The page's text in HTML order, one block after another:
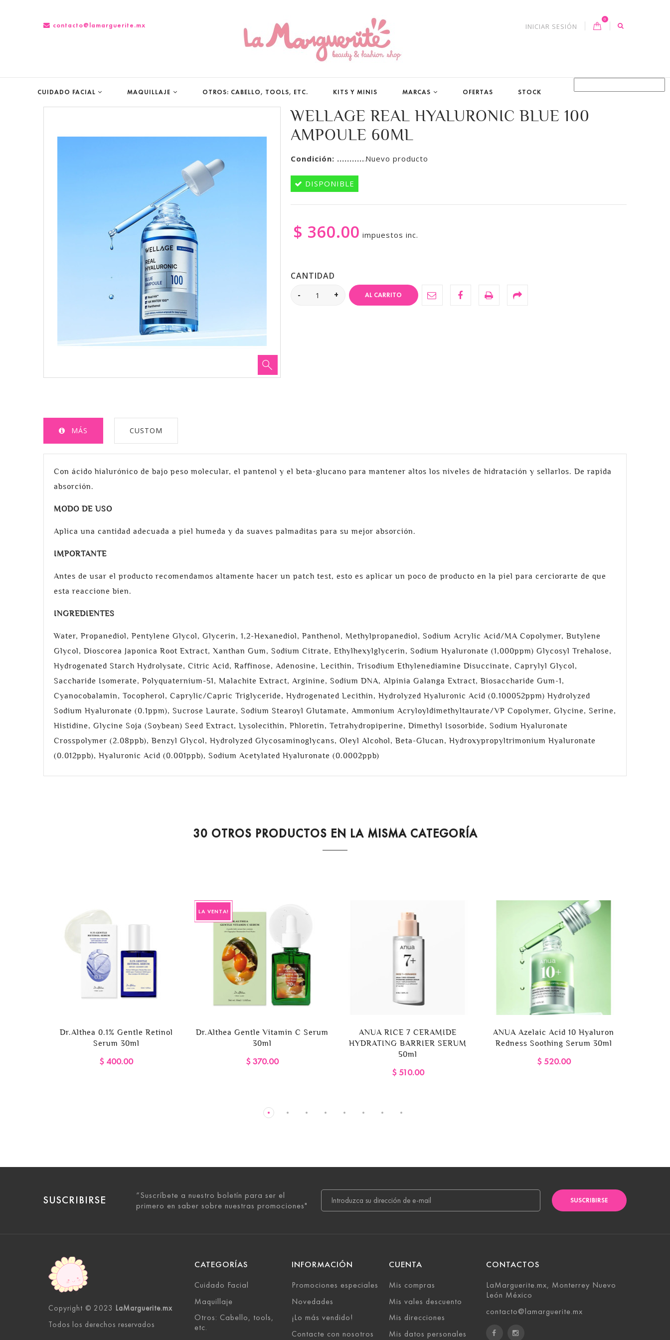
contacto@lamarguerite.mx
0
INICIAR SESIÓN
CUIDADO FACIAL MAQUILLAJE OTROS: CABELLO, TOOLS, ETC. KITS Y MINIS MARCAS OFERTAS STOCK
WELLAGE REAL HYALURONIC BLUE 100
AMPOULE 60ML
Condición: Nuevo producto
DISPONIBLE
$ 360.00 impuestos inc.
CANTIDAD
AL CARRITO
MÁS CUSTOM
Con ácido hialurónico de bajo peso molecular, el pantenol y el beta-glucano para mantener altos los niveles de hidratación y sellarlos. De rapida
absorción.
MODO DE USO
Aplica una cantidad adecuada a piel humeda y da suaves palmaditas para su mejor absorción.
IMPORTANTE
Antes de usar el producto recomendamos altamente hacer un patch test, esto es aplicar un poco de producto en la piel para cerciorarte de que
esta reaccione bien.
INGREDIENTES
Water, Propanediol, Pentylene Glycol, Glycerin, 1,2-Hexanediol, Panthenol, Methylpropanediol, Sodium Acrylic Acid/MA Copolymer, Butylene
Glycol, Dioscorea Japonica Root Extract, Xanthan Gum, Sodium Citrate, Ethylhexylglycerin, Sodium Hyaluronate (1,000ppm) Glycosyl Trehalose,
Hydrogenated Starch Hydrolysate, Citric Acid, Raffinose, Adenosine, Lecithin, Trisodium Ethylenediamine Disuccinate, Caprylyl Glycol,
Saccharide Isomerate, Polyquaternium-51, Malachite Extract, Arginine, Sodium DNA, Alpinia Galanga Extract, Biosaccharide Gum-1,
Cyanocobalamin, Tocopherol, Caprylic/Capric Triglyceride, Hydrogenated Lecithin, Hydrolyzed Hyaluronic Acid (0.100052ppm) Hydrolyzed
Sodium Hyaluronate (0.1ppm), Sucrose Laurate, Sodium Stearoyl Glutamate, Ammonium Acryloyldimethyltaurate/VP Copolymer, Glycine, Serine,
Histidine, Glycine Soja (Soybean) Seed Extract, Lysolecithin, Phloretin, Tetrahydropiperine, Dimethyl Isosorbide, Sodium Hyaluronate
Crosspolymer (2.08ppb), Benzyl Glycol, Hydrolyzed Glycosaminoglycans, Oleyl Alcohol, Beta-Glucan, Hydroxypropyltrimonium Hyaluronate
(0.012ppb), Hyaluronic Acid (0.001ppb), Sodium Acetylated Hyaluronate (0.0002ppb)
30 OTROS PRODUCTOS EN LA MISMA CATEGORÍA
Dr.Althea 0.1% Gentle Retinol
Serum 30ml
$ 400.00
LA VENTA!
Dr.Althea Gentle Vitamin C Serum
30ml
$ 370.00
ANUA RICE 7 CERAMIDE
HYDRATING BARRIER SERUM
50ml
$ 510.00
ANUA Azelaic Acid 10 Hyaluron
Redness Soothing Serum 30ml
$ 520.00
SUSCRIBIRSE
“Suscríbete a nuestro boletín para ser el
primero en saber sobre nuestras promociones"
SUSCRIBIRSE
Copyright © 2023 LaMarguerite.mx
Todos los derechos reservados
CATEGORÍAS
Cuidado Facial
Maquillaje
Otros: Cabello, tools,
etc.
INFORMACIÓN
Promociones especiales
Novedades
¡Lo más vendido!
Contacte con nosotros
CUENTA
Mis compras
Mis vales descuento
Mis direcciones
Mis datos personales
CONTACTOS
LaMarguerite.mx, Monterrey Nuevo
León México
contacto@lamarguerite.mx